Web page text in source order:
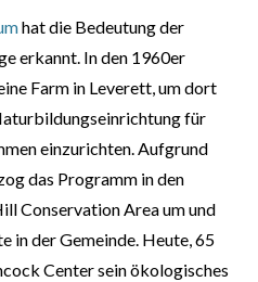
hat die Bedeutung der
erkannt. In den 1960er
Farm in Leverett, um dort
für
einzurichten. Aufgrund
das Programm in den
Conservation Area um und
in der Gemeinde. Heute, 65
Center sein ökologisches